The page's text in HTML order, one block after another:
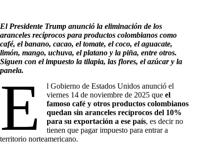
El Presidente Trump anunció la eliminación de los
aranceles recíprocos para productos colombianos como
café, el banano, cacao, el tomate, el coco, el aguacate,
limón, mango, uchuva, el platano y la piña, entre otros.
Siguen con el impuesto la tilapia, las flores, el azúcar y la
panela.
E
l Gobierno de Estados Unidos anunció el
viernes 14 de noviembre de 2025 queel
famoso café y otros productos colombianos
quedan sin aranceles recíprocos del 10%
para su exportación a ese país, es decir no
tienen que pagar impuesto para entrar a
territorio norteamericano.